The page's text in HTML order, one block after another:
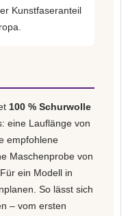
Kunstfaseranteil
100 % Schurwolle
eine Lauflänge von
empfohlene
Maschenprobe von
. Für ein Modell in
So lässt sich
– vom ersten